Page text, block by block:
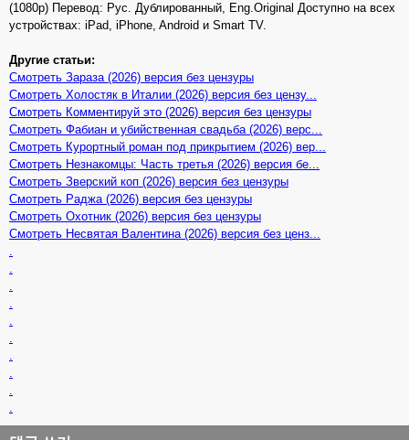
(1080p) Перевод: Рус. Дублированный, Eng.Original Доступно на всех
устройствах: iPad, iPhone, Android и Smart TV.
Другие статьи:
Смотреть Зараза (2026) версия без цензуры
Смотреть Холостяк в Италии (2026) версия без цензу...
Смотреть Комментируй это (2026) версия без цензуры
Смотреть Фабиан и убийственная свадьба (2026) верс...
Смотреть Курортный роман под прикрытием (2026) вер...
Смотреть Незнакомцы: Часть третья (2026) версия бе...
Смотреть Зверский коп (2026) версия без цензуры
Смотреть Раджа (2026) версия без цензуры
Смотреть Охотник (2026) версия без цензуры
Смотреть Несвятая Валентина (2026) версия без ценз...
.
.
.
.
.
.
.
.
.
.